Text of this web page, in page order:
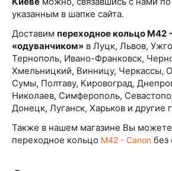
указанным в шапке сайта.
Доставим переходное кольцо M42
«одуванчиком» в Луцк, Львов,
Тернополь, Ивано-Франковск,
Хмельницкий, Винницу, Черкассы,
Сумы, Полтаву, Кировоград,
Николаев, Симферополь,
Донецк, Луганск, Харьков и другие
Также в нашем магазине Вы
переходное кольцо М42 - Canon без